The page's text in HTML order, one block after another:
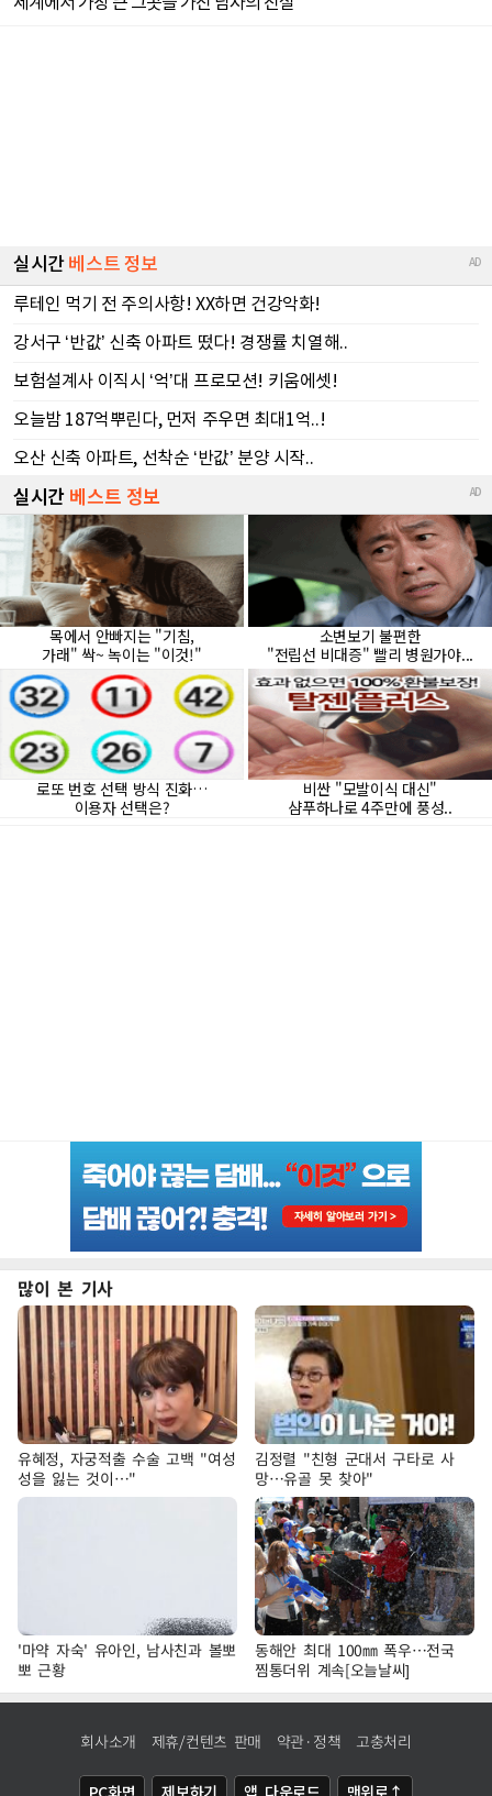
많이 본 기사
유혜정, 자궁적출 수술 고백 "여성
성을 잃는 것이…"
김정렬 "친형 군대서 구타로 사
망…유골 못 찾아"
'마약 자숙' 유아인, 남사친과 볼뽀
뽀 근황
동해안 최대 100㎜ 폭우…전국
찜통더위 계속[오늘날씨]
회사소개 제휴/컨텐츠 판매 약관·정책 고충처리